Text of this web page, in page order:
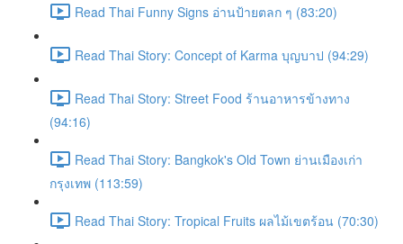
Read Thai Funny Signs อ่านป้ายตลก ๆ (83:20)
Read Thai Story: Concept of Karma บุญบาป (94:29)
Read Thai Story: Street Food ร้านอาหารข้างทาง
(94:16)
Read Thai Story: Bangkok's Old Town ย่านเมืองเก่า
กรุงเทพ (113:59)
Read Thai Story: Tropical Fruits ผลไม้เขตร้อน (70:30)